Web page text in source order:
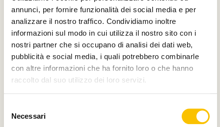
annunci, per fornire funzionalità dei social media e per
analizzare il nostro traffico. Condividiamo inoltre
informazioni sul modo in cui utilizza il nostro sito con i
nostri partner che si occupano di analisi dei dati web,
pubblicità e social media, i quali potrebbero combinarle
con altre informazioni che ha fornito loro o che hanno
raccolto dal suo utilizzo dei loro servizi.
delNecessari
Main media partner
Partner